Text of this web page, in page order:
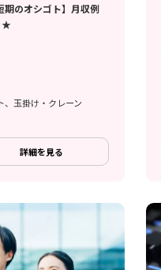
期のオシゴト】月収例
★
、玉掛け・クレーン
詳細を見る